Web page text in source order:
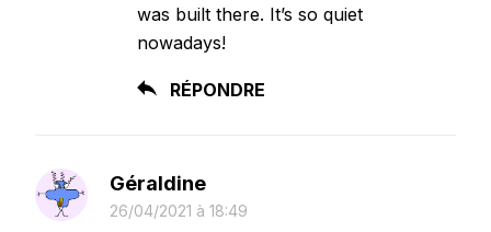
was built there. It’s so quiet
nowadays!
RÉPONDRE
Géraldine
26/04/2021 à 18:49